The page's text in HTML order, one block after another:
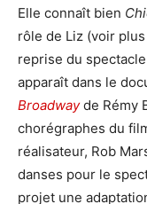
Elle connaît bien
rôle de Liz (voir
reprise du
apparaît dans le
Broadwayde Rémy
chorégraphes du
réalisateur, Rob
danses pour le
projet une